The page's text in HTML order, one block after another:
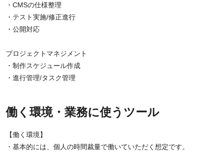
・CMSの仕様整理
・テスト実施/修正進行
・公開対応
プロジェクトマネジメント
・制作スケジュール作成
・進行管理/タスク管理
働く環境・業務に使うツール
【働く環境】
・基本的には、個人の時間裁量で働いていただく想定です。